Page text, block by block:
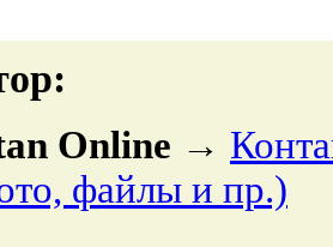
Online →
файлы и пр.)